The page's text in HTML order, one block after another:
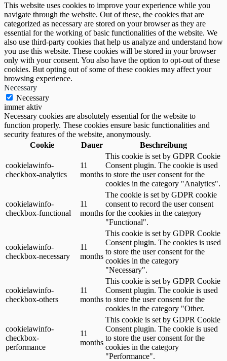
This website uses cookies to improve your experience while you
navigate through the website. Out of these, the cookies that are
categorized as necessary are stored on your browser as they are
essential for the working of basic functionalities of the website. We
also use third-party cookies that help us analyze and understand how
you use this website. These cookies will be stored in your browser
only with your consent. You also have the option to opt-out of these
cookies. But opting out of some of these cookies may affect your
browsing experience.
Necessary
Necessary
immer aktiv
Necessary cookies are absolutely essential for the website to
function properly. These cookies ensure basic functionalities and
security features of the website, anonymously.
Cookie
Dauer Beschreibung
cookielawinfo-
checkbox-analytics
11
months
This cookie is set by GDPR Cookie
Consent plugin. The cookie is used
to store the user consent for the
cookies in the category "Analytics".
cookielawinfo-
checkbox-functional
11
months
The cookie is set by GDPR cookie
consent to record the user consent
for the cookies in the category
"Functional".
cookielawinfo-
checkbox-necessary
11
months
This cookie is set by GDPR Cookie
Consent plugin. The cookies is used
to store the user consent for the
cookies in the category
"Necessary".
cookielawinfo-
checkbox-others
11
months
This cookie is set by GDPR Cookie
Consent plugin. The cookie is used
to store the user consent for the
cookies in the category "Other.
cookielawinfo-
checkbox-
performance
11
months
This cookie is set by GDPR Cookie
Consent plugin. The cookie is used
to store the user consent for the
cookies in the category
"Performance".